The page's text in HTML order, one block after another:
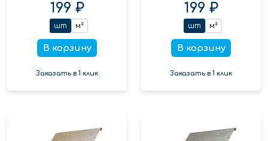
199 ₽
шт м²
В корзину
Заказать в 1 клик
199 ₽
шт м²
В корзину
Заказать в 1 клик